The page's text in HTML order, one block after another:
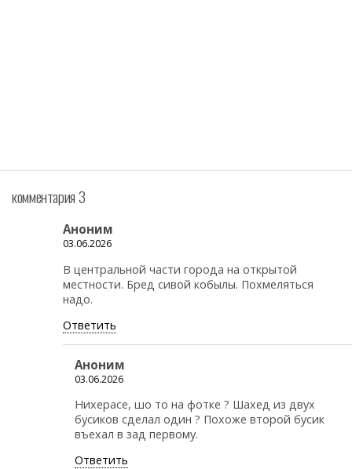
комментария 3
Аноним
03.06.2026
В центральной части города на открытой
местности. Бред сивой кобылы. Похмеляться
надо.
Ответить
Аноним
03.06.2026
Нихерасе, шо то на фотке ? Шахед из двух
бусиков сделал один ? Похоже второй бусик
въехал в зад первому.
Ответить